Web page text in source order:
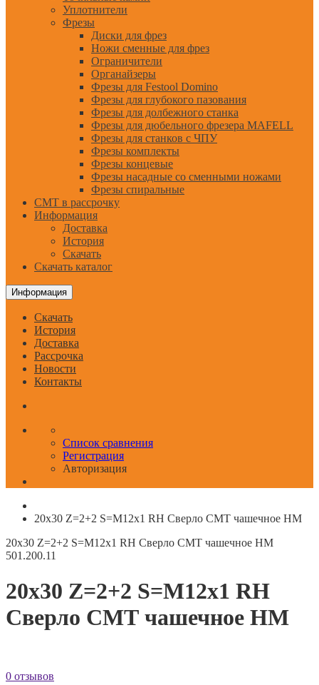
Уплотнители
Фрезы
Диски для фрез
Ножи сменные для фрез
Ограничители
Органайзеры
Фрезы для Festool Domino
Фрезы для глубокого пазования
Фрезы для долбежного станка
Фрезы для дюбельного фрезера MAFELL
Фрезы для станков с ЧПУ
Фрезы комплекты
Фрезы концевые
Фрезы насадные со сменными ножами
Фрезы спиральные
CMT в рассрочку
Информация
Доставка
История
Скачать
Скачать каталог
Информация
Скачать
История
Доставка
Рассрочка
Новости
Контакты
Список сравнения
Регистрация
Авторизация
20x30 Z=2+2 S=M12x1 RH Сверло СМТ чашечное HM
20x30 Z=2+2 S=M12x1 RH Сверло СМТ чашечное HM
501.200.11
20x30 Z=2+2 S=M12x1 RH
Сверло СМТ чашечное HM
0 отзывов